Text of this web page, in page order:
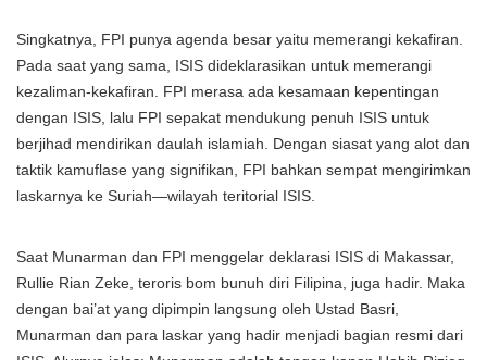
Singkatnya, FPI punya agenda besar yaitu memerangi kekafiran.
Pada saat yang sama, ISIS dideklarasikan untuk memerangi
kezaliman-kekafiran. FPI merasa ada kesamaan kepentingan
dengan ISIS, lalu FPI sepakat mendukung penuh ISIS untuk
berjihad mendirikan daulah islamiah. Dengan siasat yang alot dan
taktik kamuflase yang signifikan, FPI bahkan sempat mengirimkan
laskarnya ke Suriah—wilayah teritorial ISIS.
Saat Munarman dan FPI menggelar deklarasi ISIS di Makassar,
Rullie Rian Zeke, teroris bom bunuh diri Filipina, juga hadir. Maka
dengan bai’at yang dipimpin langsung oleh Ustad Basri,
Munarman dan para laskar yang hadir menjadi bagian resmi dari